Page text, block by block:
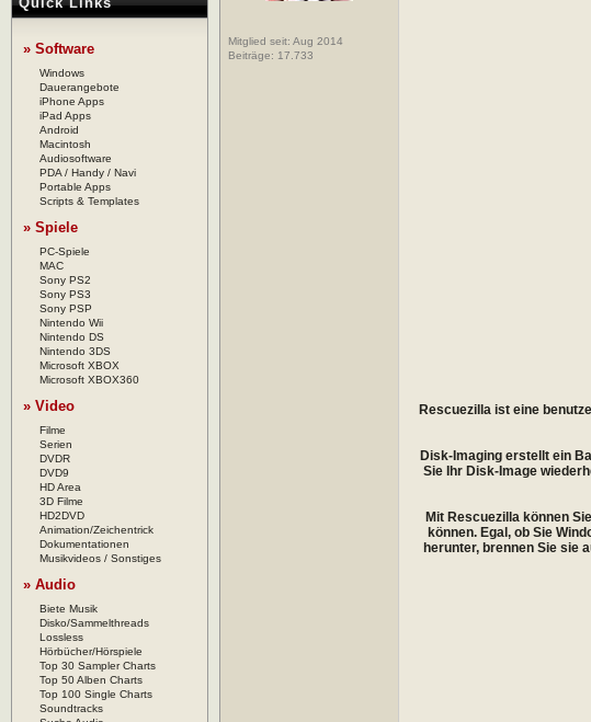
» Software
Windows
Dauerangebote
iPhone Apps
iPad Apps
Android
Macintosh
Audiosoftware
PDA / Handy / Navi
Portable Apps
Scripts & Templates
» Spiele
PC-Spiele
MAC
Sony PS2
Sony PS3
Sony PSP
Nintendo Wii
Nintendo DS
Nintendo 3DS
Microsoft XBOX
Microsoft XBOX360
» Video
Filme
Serien
DVDR
DVD9
HD Area
3D Filme
HD2DVD
Animation/Zeichentrick
Dokumentationen
Musikvideos / Sonstiges
» Audio
Biete Musik
Disko/Sammelthreads
Lossless
Hörbücher/Hörspiele
Top 30 Sampler Charts
Top 50 Alben Charts
Top 100 Single Charts
Soundtracks
Mitglied seit: Aug 2014
Beiträge: 17.733
Rescuezilla ist eine
Disk-Imaging erstellt ein
Sie Ihr Disk-Image
Mit Rescuezilla können
können. Egal, ob Sie
herunter, brennen Sie sie